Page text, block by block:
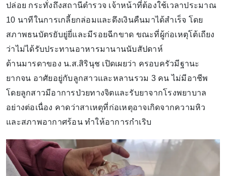
ปล่อย กระทั่งถึงสถานีตำรวจ เจ้าหน้าที่ต้องใช้เวลาประมาณ
10 นาทีในการเกลี้ยกล่อมและดึงเงินคืนมาได้สำเร็จ โดย
สภาพธนบัตรยับยู่ยี่และมีรอยฉีกขาด ขณะที่ผู้ก่อเหตุโต้เถียง
ว่าไม่ได้รับประทานอาหารมานานนับสัปดาห์
ด้านมารดาของ น.ส.สิรินุช เปิดเผยว่า ครอบครัวมีฐานะ
ยากจน อาศัยอยู่กับลูกสาวและหลานรวม 3 คน ไม่มีอาชีพ
โดยลูกสาวมีอาการป่วยทางจิตและรับยาจากโรงพยาบาล
อย่างต่อเนื่อง คาดว่าสาเหตุที่ก่อเหตุอาจเกิดจากความหิว
และสภาพอากาศร้อน ทำให้อาการกำเริบ